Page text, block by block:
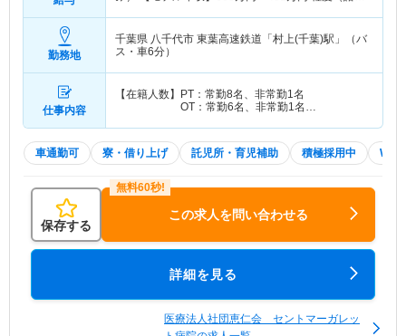
勤務地
千葉県 八千代市 東葉高速鉄道「村上(千葉)駅」（バ
ス・車6分）
仕事内容
【在籍人数】PT：常勤8名、非常勤1名
OT：常勤6名、非常勤1名…
車通勤可 寮・借り上げ 託児所・育児補助 積極採用中
保存する
この求人を問い合わせる
詳細を見る
医療法人社団恵仁会 セントマーガレッ